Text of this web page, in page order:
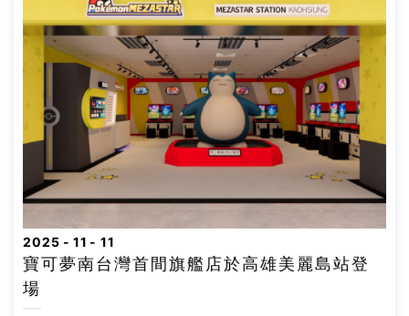
2025 11 11
寶可夢南台灣首間旗艦店於高雄美麗島站登
場